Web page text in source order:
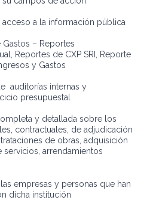
a la información pública
Gastos – Reportes
Reportes de CXP SRI, Reporte
y Gastos
auditorías internas y
presupuestal
y detallada sobre los
contractuales, de adjudicación
de obras, adquisición
arrendamientos
empresas y personas que han
dicha institución